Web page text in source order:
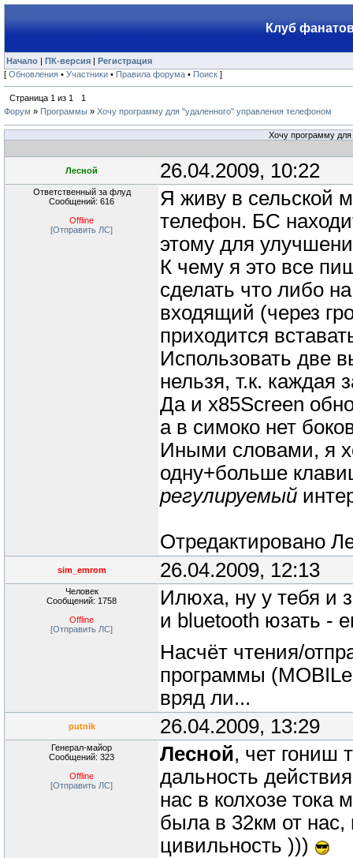
Клуб
Начало | ПК-версия | Регистрация
[ Обновления • Участники • Правила форума • Поиск ]
Страница 1 из 1
1
Форум » Программы » Хочу программу для "удаленного" управления телефоном
Хочу программу
Лесной 26.04.2009, 10:22
Ответственный за флуд
Сообщений: 616
Offline
[Отправить ЛС]
Я живу в сельской
телефон. БС
этому для
К чему я это все
сделать что либо
входящий (через
приходится
Использовать две
нельзя, т.к. каждая
Да и x85Screen
а в симоко нет
Иными словами, я
одну+больше
регулируемый
Отредактировано
sim_emrom 26.04.2009, 12:13
Человек
Сообщений: 1758
Offline
[Отправить ЛС]
Илюха, ну у тебя и
и bluetooth юзать -
Насчёт чтения/
программы
вряд ли...
putnik 26.04.2009, 13:29
Генерал-майор
Сообщений: 323
Offline
[Отправить ЛС]
Лесной, чет гониш
дальность
нас в колхозе тока
была в 32км от
цивильность )))